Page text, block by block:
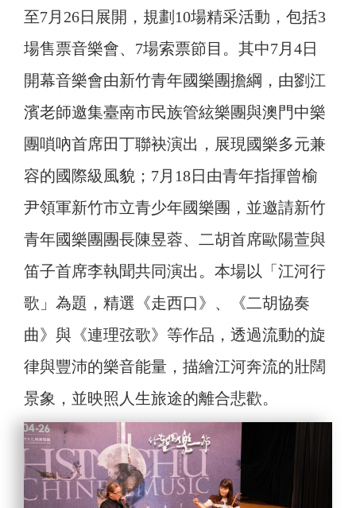
至7月26日展開，規劃10場精采活動，包括3
場售票音樂會、7場索票節目。其中7月4日
開幕音樂會由新竹青年國樂團擔綱，由劉江
濱老師邀集臺南市民族管絃樂團與澳門中樂
團嗩吶首席田丁聯袂演出，展現國樂多元兼
容的國際級風貌；7月18日由青年指揮曾榆
尹領軍新竹市立青少年國樂團，並邀請新竹
青年國樂團團長陳昱蓉、二胡首席歐陽萱與
笛子首席李執聞共同演出。本場以「江河行
歌」為題，精選《走西口》、《二胡協奏
曲》與《連理弦歌》等作品，透過流動的旋
律與豐沛的樂音能量，描繪江河奔流的壯闊
景象，並映照人生旅途的離合悲歡。